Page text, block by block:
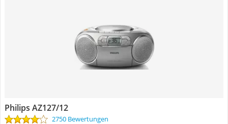
Philips AZ127/12
2750 Bewertungen